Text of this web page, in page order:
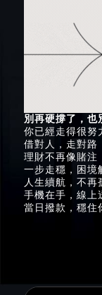
別再硬撐了，也
你已經走得很努
借對人，走對路
理財不再像賭注
一步走穩，困境
人生續航，不再
手機在手，線上
當日撥款，穩住